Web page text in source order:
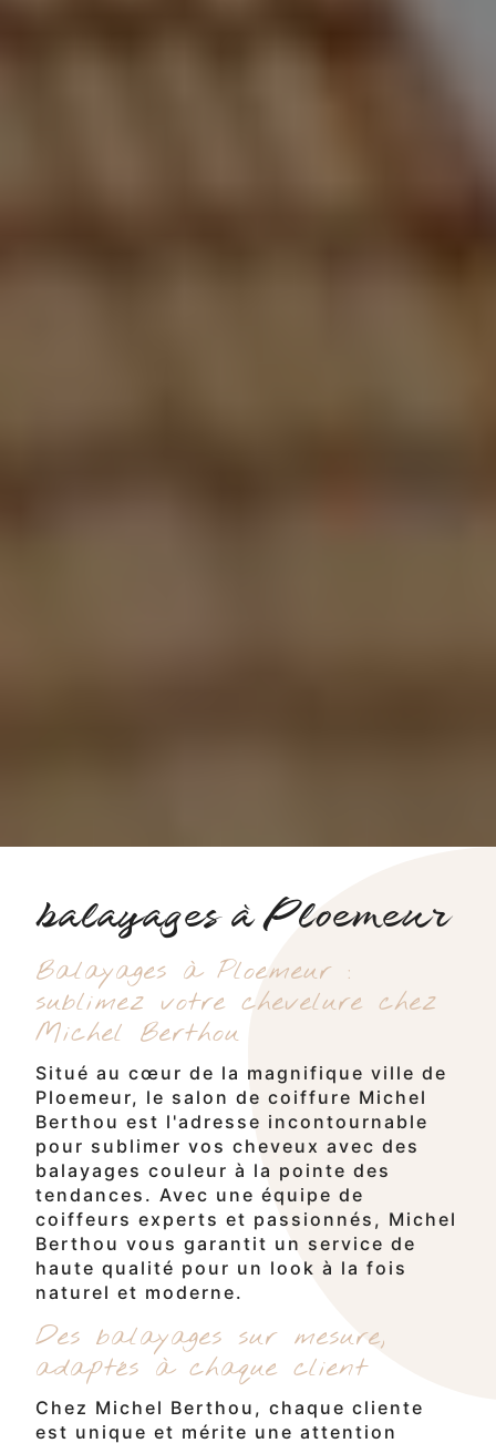
balayages à Ploemeur
Balayages à Ploemeur :
sublimez votre chevelure chez
Michel Berthou
Situé au cœur de la magnifique ville de
Ploemeur, le salon de coiffure Michel
Berthou est l'adresse incontournable
pour sublimer vos cheveux avec des
balayages couleur à la pointe des
tendances. Avec une équipe de
coiffeurs experts et passionnés, Michel
Berthou vous garantit un service de
haute qualité pour un look à la fois
naturel et moderne.
Des balayages sur mesure,
adaptés à chaque client
Chez Michel Berthou, chaque cliente
est unique et mérite une attention